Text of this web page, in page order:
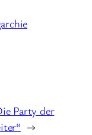
Party der
→